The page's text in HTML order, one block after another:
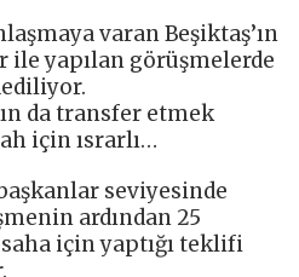
varan Beşiktaş’ın
ile yapılan görüşmelerde
da transfer etmek
için ısrarlı…
seviyesinde
ardından 25
için yaptığı teklifi